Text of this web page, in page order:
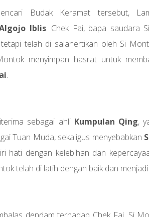
Budak Keramat tersebut,
Iblis. Chek Fai, bapa saudara
telah di salahertikan oleh Si
menyimpan hasrat untuk
.
sebagai ahli Kumpulan Qing,
Tuan Muda, sekaligus menyebabkan
hati dengan kelebihan dan
telah di latih dengan baik dan